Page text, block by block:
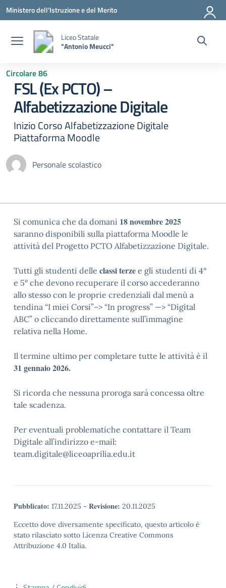
Vai ai contenuti
Vai al menu di navigazione
Vai al footer
Ministero dell'Istruzione e del Merito
Liceo Statale
"Antonio Meucci"
Circolare 86
FSL (Ex PCTO) –
Alfabetizzazione Digitale
Inizio Corso Alfabetizzazione Digitale
Piattaforma Moodle
Personale scolastico
Si comunica che da domani 18 novembre 2025
saranno disponibili sulla piattaforma Moodle le
attività del Progetto PCTO Alfabetizzazione Digitale.
Tutti gli studenti delle classi terze e gli studenti di 4°
e 5° che devono recuperare il corso accederanno
allo stesso con le proprie credenziali dal menù a
tendina “I miei Corsi”–> “In progress” —> “Digital
ABC” o cliccando direttamente sull’immagine
relativa nella Home.
Il termine ultimo per completare tutte le attività è il
31 gennaio 2026.
Si ricorda che nessuna proroga sarà concessa oltre
tale scadenza.
Per eventuali problematiche contattare il Team
Digitale all’indirizzo e-mail:
team.digitale@liceoaprilia.edu.it
Pubblicato: 17.11.2025 - Revisione: 20.11.2025
Eccetto dove diversamente specificato, questo articolo è
stato rilasciato sotto Licenza Creative Commons
Attribuzione 4.0 Italia.